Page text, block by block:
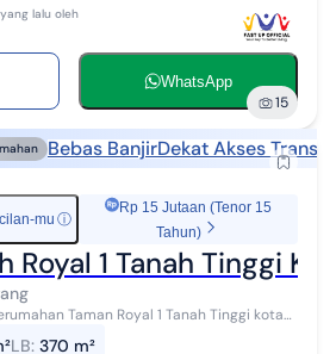
lalu oleh
WhatsApp
15
Bebas BanjirDekat Akses
mu ⓘ
Rp 15 Jutaan (Tenor 15
Tahun)
Royal 1 Tanah Tinggi
Taman Royal 1 Tanah Tinggi kota
LB: 370 m²